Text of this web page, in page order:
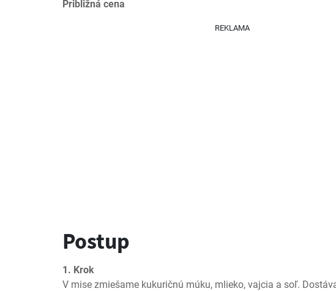
Približná cena
REKLAMA
Postup
1. Krok
V mise zmiešame kukuričnú múku, mlieko, vajcia a soľ.